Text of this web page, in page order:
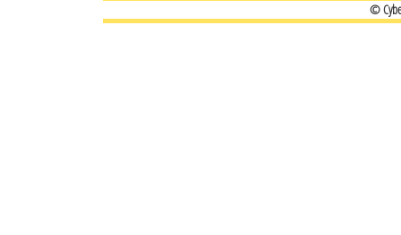
©